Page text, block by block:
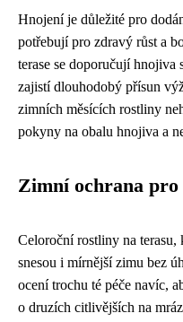
Hnojení je důležité pro
potřebují pro zdravý růst a
terase se doporučují
zajistí dlouhodobý přísun
zimních měsících rostliny
pokyny na obalu hnojiva a
Zimní ochrana
Celoroční rostliny na terasu,
snesou i mírnější zimu bez
ocení trochu té péče navíc,
o druzích citlivějších na